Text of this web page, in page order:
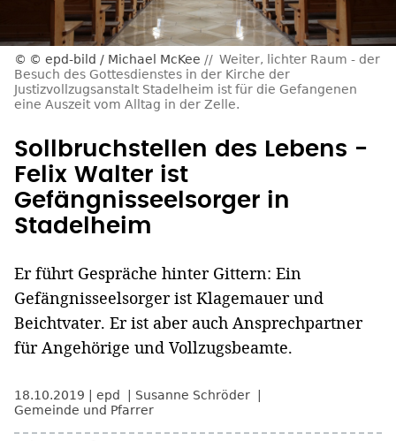
© epd-bild / Michael McKee
Weiter, lichter Raum - der
Besuch des Gottesdienstes in der Kirche der
Justizvollzugsanstalt Stadelheim ist für die Gefangenen
eine Auszeit vom Alltag in der Zelle.
Sollbruchstellen des Lebens -
Felix Walter ist
Gefängnisseelsorger in
Stadelheim
Er führt Gespräche hinter Gittern: Ein
Gefängnisseelsorger ist Klagemauer und
Beichtvater. Er ist aber auch Ansprechpartner
für Angehörige und Vollzugsbeamte.
18.10.2019 epd
Susanne Schröder
Gemeinde und Pfarrer